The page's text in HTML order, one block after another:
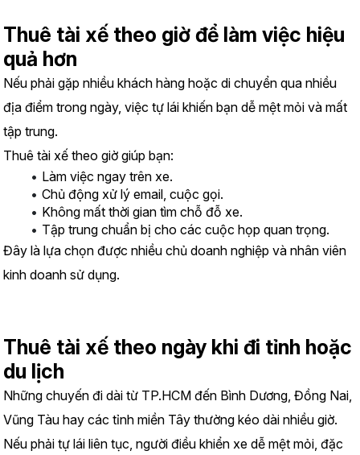
Thuê tài xế theo giờ để làm việc hiệu
quả hơn
Nếu phải gặp nhiều khách hàng hoặc di chuyển qua nhiều
địa điểm trong ngày, việc tự lái khiến bạn dễ mệt mỏi và mất
tập trung.
Thuê tài xế theo giờ giúp bạn:
Làm việc ngay trên xe.
Chủ động xử lý email, cuộc gọi.
Không mất thời gian tìm chỗ đỗ xe.
Tập trung chuẩn bị cho các cuộc họp quan trọng.
Đây là lựa chọn được nhiều chủ doanh nghiệp và nhân viên
kinh doanh sử dụng.
Thuê tài xế theo ngày khi đi tỉnh hoặc
du lịch
Những chuyến đi dài từ TP.HCM đến Bình Dương, Đồng Nai,
Vũng Tàu hay các tỉnh miền Tây thường kéo dài nhiều giờ.
Nếu phải tự lái liên tục, người điều khiển xe dễ mệt mỏi, đặc